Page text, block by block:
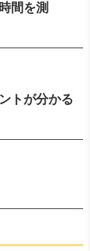
間を測
トが分かる